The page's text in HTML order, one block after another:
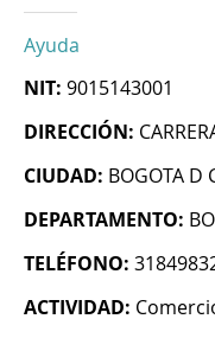
Ayuda
NIT: 9015143001
DIRECCIÓN:
CIUDAD: BOGOTA D
DEPARTAMENTO:
TELÉFONO:
ACTIVIDAD: